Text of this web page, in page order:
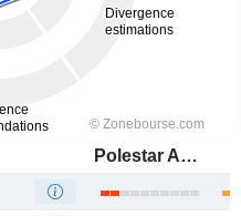
Polestar Automotive Holding UK PLC